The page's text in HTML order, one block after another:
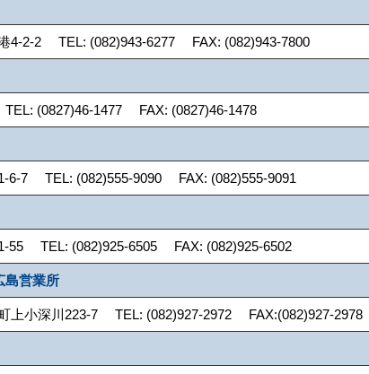
4-2-2 TEL: (082)943-6277 FAX: (082)943-7800
(0827)46-1477 FAX: (0827)46-1478
6-7 TEL: (082)555-9090 FAX: (082)555-9091
55 TEL: (082)925-6505 FAX: (082)925-6502
島営業所
上小深川223-7 TEL: (082)927-2972 FAX:(082)927-2978